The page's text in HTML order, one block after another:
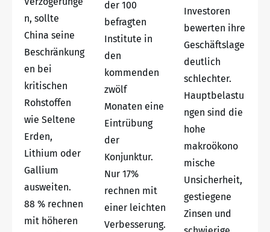
n, sollte
China seine
Beschränkung
en bei
kritischen
Rohstoffen
wie Seltene
Erden,
Lithium oder
Gallium
ausweiten.
88 % rechnen
mit höheren
der 100
befragten
Institute in
den
kommenden
zwölf
Monaten eine
Eintrübung
der
Konjunktur.
Nur 17%
rechnen mit
einer leichten
Verbesserung.
Investoren
bewerten ihre
Geschäftslage
deutlich
schlechter.
Hauptbelastu
ngen sind die
hohe
makroökono
mische
Unsicherheit,
gestiegene
Zinsen und